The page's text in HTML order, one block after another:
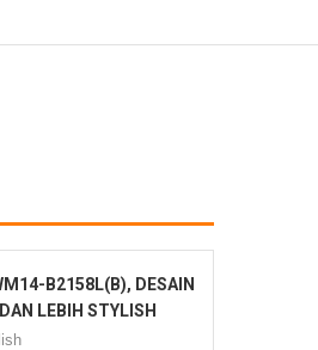
B2158L(B), DESAIN
LEBIH STYLISH